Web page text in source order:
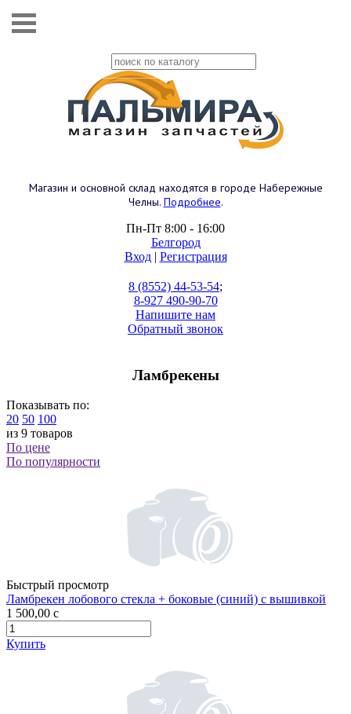
Магазин и основной склад находятся в городе Набережные
Челны. Подробнее.
Пн-Пт 8:00 - 16:00
Белгород
Вход| Регистрация
8 (8552) 44-53-54;
8-927 490-90-70
Напишите нам
Обратный звонок
Ламбрекены
Показывать по:
20 50 100
из 9 товаров
По цене
По популярности
Быстрый просмотр
Ламбрекен лобового стекла + боковые (синий) с вышивкой
1 500,00 c
Купить